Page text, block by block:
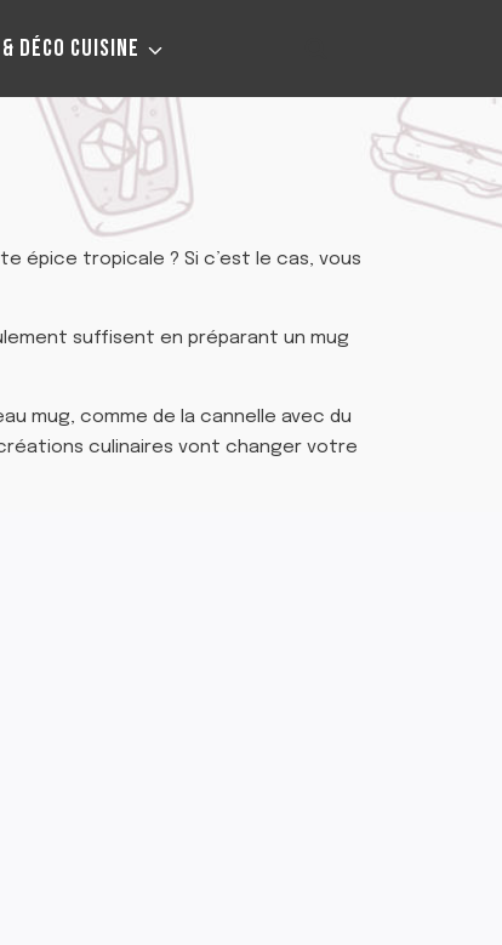
DÉCO CUISINE
épice tropicale ? Si c’est le cas, vous
suffisent en préparant un mug
mug, comme de la cannelle avec du
culinaires vont changer votre